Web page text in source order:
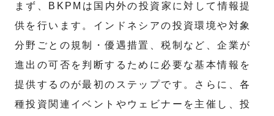
まず、BKPMは国内外の投資家に対して情報提
供を行います。インドネシアの投資環境や対象
分野ごとの規制・優遇措置、税制など、企業が
進出の可否を判断するために必要な基本情報を
提供するのが最初のステップです。さらに、各
種投資関連イベントやウェビナーを主催し、投